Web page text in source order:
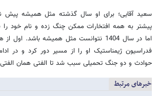
سعید آقایی؛ برای او سال گذشته مثل همیشه پیش
پیشتر به همه افتخارات ممکن چنگ زده و نام خود را
اما در سال 1404 نتوانست مثل همیشه باشد.
فدراسیون ژیمناستیک او را از مسیر دور کرد و در
حوادث و دو جنگ تحمیلی سبب شد تا الفتی همان
خبرهای مرتبط